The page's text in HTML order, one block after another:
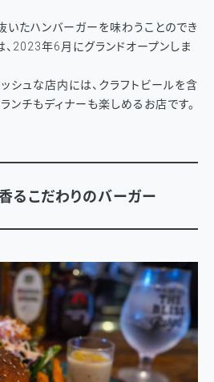
いたハンバーガーを味わうことのでき
2023年6月にグランドオープンしま
シュな店内には、クラフトビールを含
ンチもディナーも楽しめるお店です。
るこだわりのバーガー